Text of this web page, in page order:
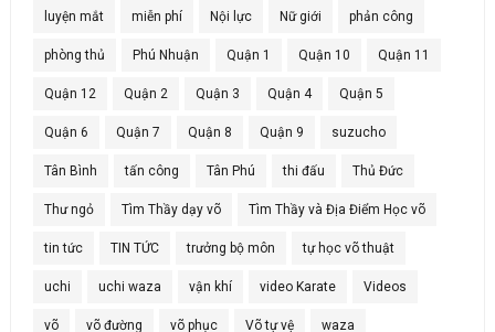
luyện mắt miễn phí Nội lực Nữ giới phản công
phòng thủ Phú Nhuận Quận 1 Quận 10 Quận 11
Quận 12 Quận 2 Quận 3 Quận 4 Quận 5
Quận 6 Quận 7 Quận 8 Quận 9 suzucho
Tân Bình tấn công Tân Phú thi đấu Thủ Đức
Thư ngỏ Tìm Thầy dạy võ Tìm Thầy và Địa Điểm Học võ
tin tức TIN TỨC trưởng bộ môn tự học võ thuật
uchi uchi waza vận khí video Karate Videos
võ võ đường võ phục Võ tự vệ waza